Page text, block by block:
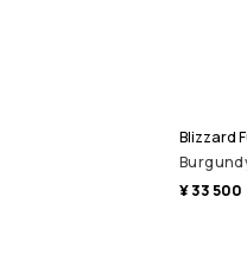
Blizzard
¥ 33 500